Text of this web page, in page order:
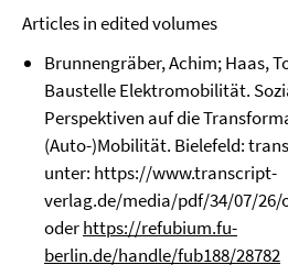
Articles in edited volumes
Brunnengräber, Achim; Haas,
Baustelle Elektromobilität.
Perspektiven auf die
(Auto-)Mobilität. Bielefeld:
unter: https://www.transcript-
verlag.de/media/pdf/34/07/26/
oderhttps://refubium.fu-
berlin.de/handle/fub188/28782